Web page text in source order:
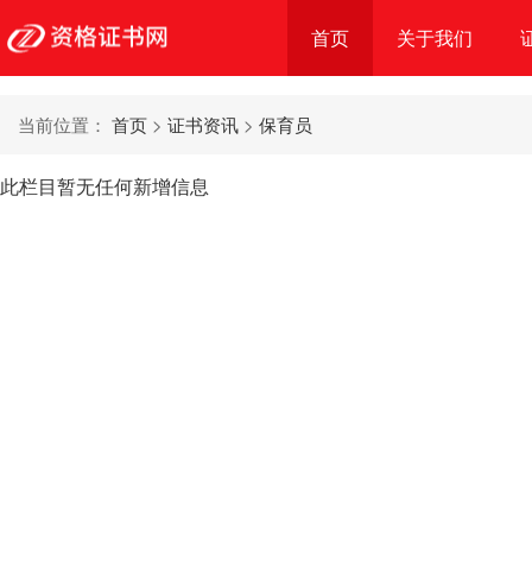
首页 关于我们
当前位置： 首页 > 证书资讯 > 保育员
此栏目暂无任何新增信息